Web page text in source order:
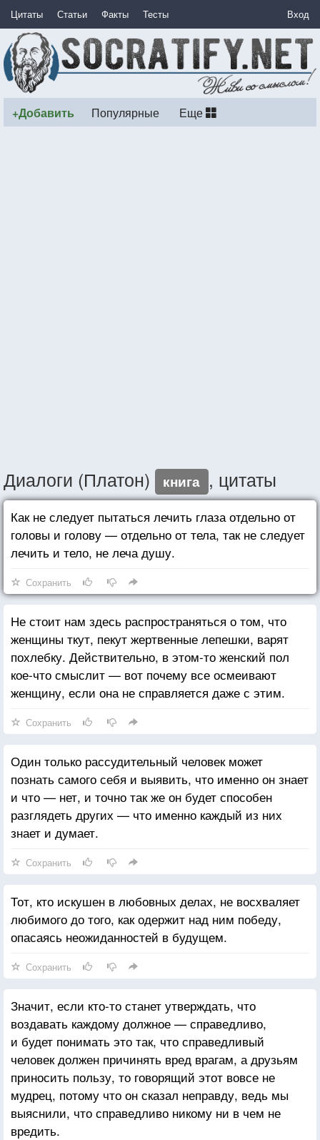
Цитаты Статьи Факты Тесты Вход
+Добавить Популярные Еще
Диалоги (Платон) книга , цитаты
Как не следует пытаться лечить глаза отдельно от
головы и голову — отдельно от тела, так не следует
лечить и тело, не леча душу.
Сохранить
Не стоит нам здесь распространяться о том, что
женщины ткут, пекут жертвенные лепешки, варят
похлебку. Действительно, в этом-то женский пол
кое-что смыслит — вот почему все осмеивают
женщину, если она не справляется даже с этим.
Сохранить
Один только рассудительный человек может
познать самого себя и выявить, что именно он знает
и что — нет, и точно так же он будет способен
разглядеть других — что именно каждый из них
знает и думает.
Сохранить
Тот, кто искушен в любовных делах, не восхваляет
любимого до того, как одержит над ним победу,
опасаясь неожиданностей в будущем.
Сохранить
Значит, если кто-то станет утверждать, что
воздавать каждому должное — справедливо,
и будет понимать это так, что справедливый
человек должен причинять вред врагам, а друзьям
приносить пользу, то говорящий этот вовсе не
мудрец, потому что он сказал неправду, ведь мы
выяснили, что справедливо никому ни в чем не
вредить.